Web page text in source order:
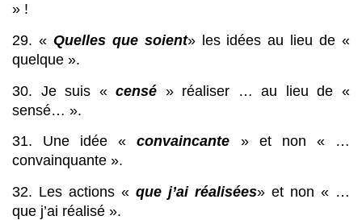
» !
29. « Quelles que soient» les idées au lieu de «
quelque ».
30. Je suis « censé » réaliser … au lieu de «
sensé… ».
31. Une idée « convaincante » et non « …
convainquante ».
32. Les actions « que j’ai réalisées» et non « …
que j’ai réalisé ».